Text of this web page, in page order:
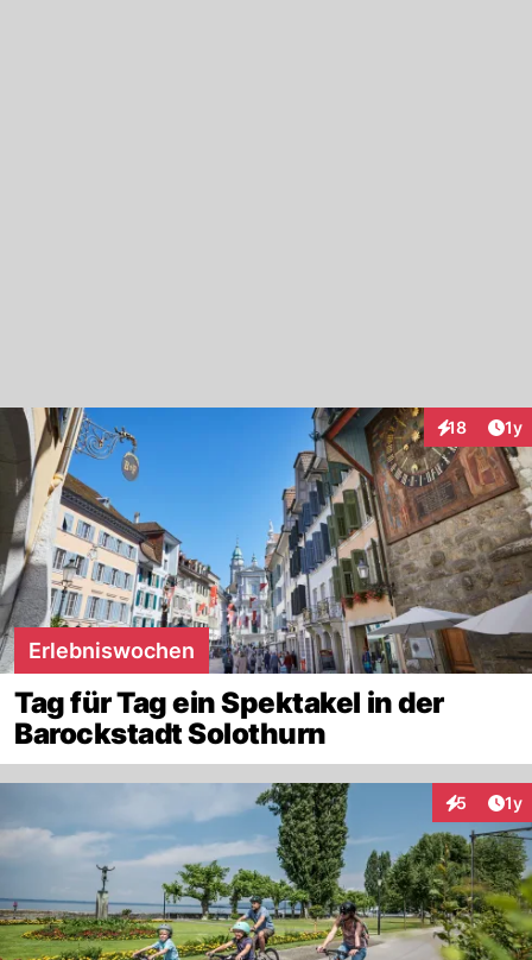
18 1y
Erlebniswochen
Tag für Tag ein Spektakel in der
Barockstadt Solothurn
5 1y